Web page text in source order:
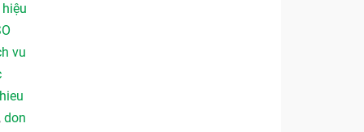
hiệu
vu
hieu
don